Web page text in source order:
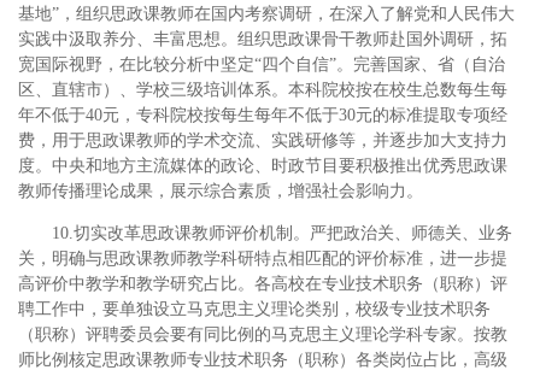
基地”，组织思政课教师在国内考察调研，在深入了解党和人民伟大
实践中汲取养分、丰富思想。组织思政课骨干教师赴国外调研，拓
宽国际视野，在比较分析中坚定“四个自信”。完善国家、省（自治
区、直辖市）、学校三级培训体系。本科院校按在校生总数每生每
年不低于40元，专科院校按每生每年不低于30元的标准提取专项经
费，用于思政课教师的学术交流、实践研修等，并逐步加大支持力
度。中央和地方主流媒体的政论、时政节目要积极推出优秀思政课
教师传播理论成果，展示综合素质，增强社会影响力。
10.切实改革思政课教师评价机制。严把政治关、师德关、业务
关，明确与思政课教师教学科研特点相匹配的评价标准，进一步提
高评价中教学和教学研究占比。各高校在专业技术职务（职称）评
聘工作中，要单独设立马克思主义理论类别，校级专业技术职务
（职称）评聘委员会要有同比例的马克思主义理论学科专家。按教
师比例核定思政课教师专业技术职务（职称）各类岗位占比，高级